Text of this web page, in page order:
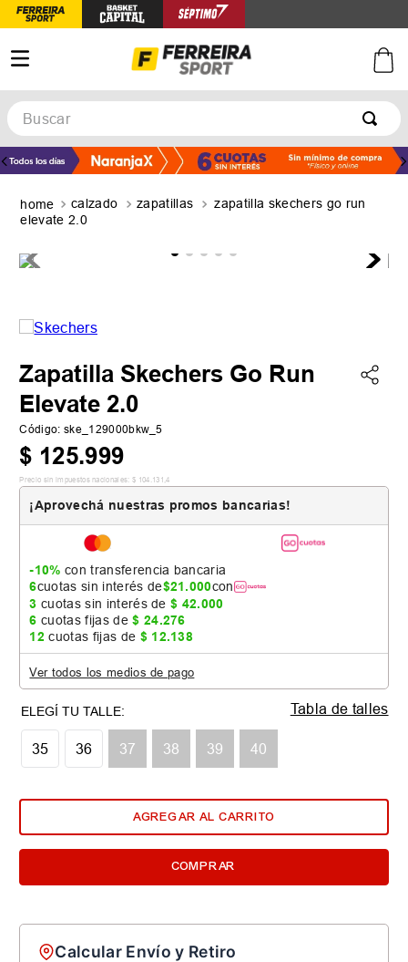
Buscar
calzado zapatillas
zapatilla skechers go run
elevate 2.0
Zapatilla Skechers Go Run
Elevate 2.0
Código: ske_129000bkw_5
$ 125.999
Precio sin impuestos nacionales: $ 104 .131 ,4
¡Aprovechá nuestras promos bancarias!
-10% con transferencia bancaria
6cuotas sin interés de$21.000con
3 cuotas sin interés de$ 42.000
6 cuotas fijas de$ 24.276
12 cuotas fijas de $ 12.138
Ver todos los medios de pago
35 36 37 38 39 40
Tabla de talles
AGREGAR AL CARRITO
COMPRAR
Calcular Envío y Retiro
TÉRMINOS MÁS BUSCADOS
2.
zapatillas